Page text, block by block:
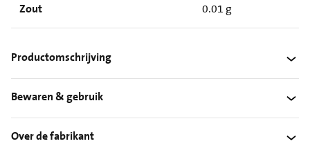
Zout 0.01 g
Productomschrijving
Bewaren & gebruik
Over de fabrikant